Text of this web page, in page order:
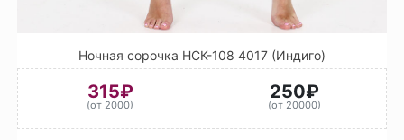
Ночная сорочка НСК-108 4017 (Индиго)
315₽
(от 2000)
250₽
(от 20000)